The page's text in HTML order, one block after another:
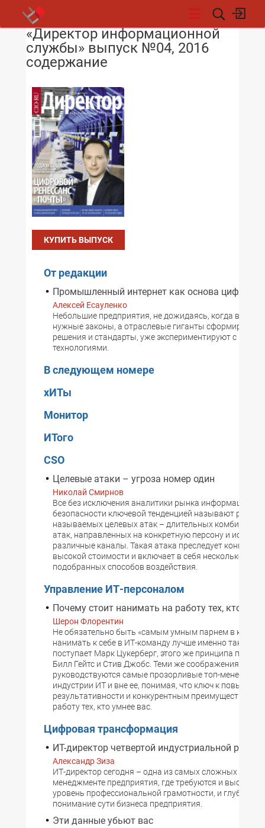
НОВОСТИ
«Директор информационной
службы» выпуск №04, 2016
содержание
КУПИТЬ ВЫПУСК
От редакции
Промышленный интернет как основа
Алексей Есауленко
Небольшие предприятия, не дожидаясь, когда власти
нужные законы, а отраслевые гиганты сформируют
решения и стандарты, уже экспериментируют с
технологиями.
В следующем номере
хИТы
Монитор
ИТого
CSO
Целевые атаки – угроза номер один
Николай Смирнов
Все без исключения аналитики рынка
безопасности ключевой тенденцией называют рост
называемых целевых атак – длительных
атак, направленных на конкретную персону и
различные каналы. Такая атака преследует
высокой стоимости и включает в себя несколько
подобранных способов воздействия.
Управление ИТ-персоналом
Почему стоит нанимать на работу тех, кто
Шерон Флорентин
Не обязательно быть «самым умным парнем в
нанимать к себе в ИТ-команду лучше именно таких
поступает Марк Цукерберг, этого же принципа
Билл Гейтс и Стив Джобс. Теми же соображениями
руководствуются самые прозорливые топ-
индустрии ИТ и вне ее, понимая, что ключ к
результативности и конкурентным преимуществам –
работу тех, кто умнее вас.
Цифровая трансформация
ИT-директор четвертой индустриальной
Александр Зиза
ИТ-директор сегодня – одна из самых сложных ролей
менеджменте предприятия, где требуются и
уровень профессиональной грамотности, и глубинное
понимание сути бизнеса предприятия.
Эти данные убьют вас